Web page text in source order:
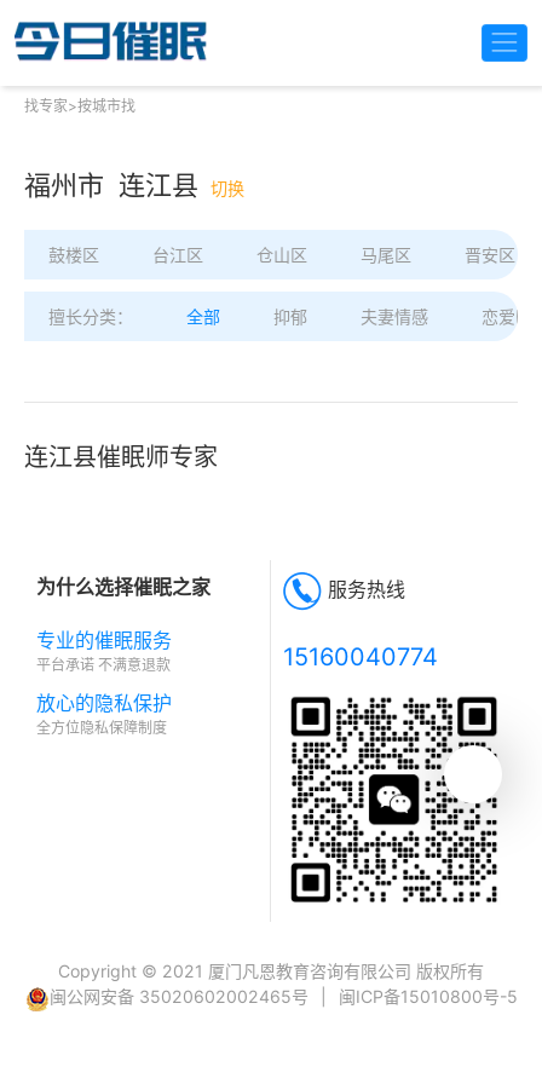
找专家>按城市找
福州市 连江县 切换
鼓楼区 台江区 仓山区 马尾区 晋安区
擅长分类： 全部 抑郁 夫妻情感 恋爱困
连江县催眠师专家
为什么选择催眠之家
专业的催眠服务
平台承诺 不满意退款
放心的隐私保护
全方位隐私保障制度
服务热线
15160040774
Copyright © 2021 厦门凡恩教育咨询有限公司 版权所有
闽公网安备 35020602002465号
闽ICP备15010800号-5